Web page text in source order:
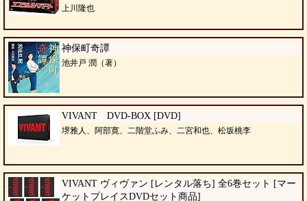
上川隆也
神保町奇譚
池井戸 潤（著）
VIVANT DVD-BOX [DVD]
堺雅人、阿部寛、二階堂ふみ、二宮和也、松坂桃李
VIVANT ヴィヴァン [レンタル落ち] 全6巻セット [マー
ケットプレイスDVDセット商品]